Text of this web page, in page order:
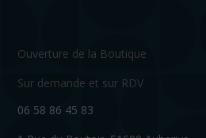
Ouverture de la Boutique
Sur demande et sur RDV
06 58 86 45 83